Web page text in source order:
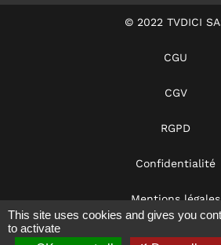
© 2022 TVDICI
CGU
CGV
RGPD
Confidentialité
Mentions légales
This site uses cookies and gives you
to activate